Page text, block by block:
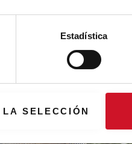
Estadística
SELECCIÓN